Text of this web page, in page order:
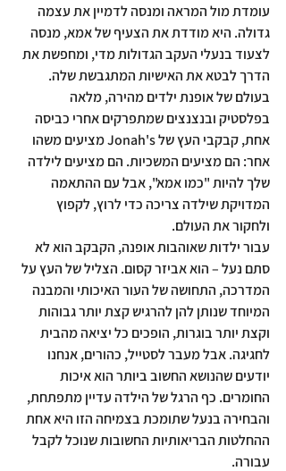
עומדת מול המראה ומנסה לדמיין את עצמה
גדולה. היא מודדת את הצעיף של אמא, מנסה
לצעוד בנעלי העקב הגדולות מדי, ומחפשת את
הדרך לבטא את האישיות המתגבשת שלה.
בעולם של אופנת ילדים מהירה, מלאה
בפלסטיק ובנצנצים שמתפרקים אחרי כביסה
אחת, קבקבי העץ של Jonah's מציעים משהו
אחר: הם מציעים המשכיות. הם מציעים לילדה
שלך להיות "כמו אמא", אבל עם ההתאמה
המדויקת שילדה צריכה כדי לרוץ, לקפוץ
ולחקור את העולם.
עבור ילדות שאוהבות אופנה, הקבקב הוא לא
סתם נעל – הוא אביזר קסום. הצליל של העץ על
המדרכה, התחושה של העור האיכותי והמבנה
המיוחד שנותן להן להרגיש קצת יותר גבוהות
וקצת יותר בוגרות, הופכים כל יציאה מהבית
לחגיגה. אבל מעבר לסטייל, כהורים, אנחנו
יודעים שהנושא החשוב ביותר הוא איכות
החומרים. כף הרגל של הילדה עדיין מתפתחת,
והבחירה בנעל שתומכת בצמיחה הזו היא אחת
ההחלטות הבריאותיות החשובות שנוכל לקבל
עבורה.